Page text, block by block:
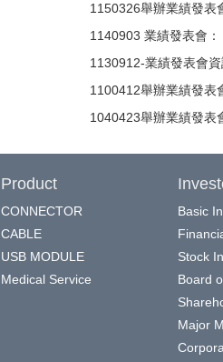
1150326舉辦業績發表
1140903 業績發表會：
1130912-業績發表會資
1100412舉辦業績發表
1040423舉辦業績發表
Product
CONNECTOR
CABLE
USB MODULE
Medical Service
Basic
Stock
Board
Major